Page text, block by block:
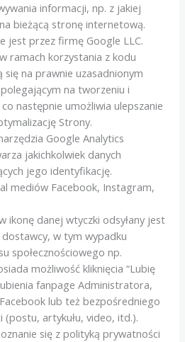
informacji, np. z jakiej
bieżącą stronę internetową.
jest przez firmę Google LLC.
ramach korzystania z kodu
na prawnie uzasadnionym
na tworzeniu i
następnie umożliwia ulepszanie
Strony.
Google Analytics
jakichkolwiek danych
jego identyfikację.
mediów Facebook, Instagram,
ikonę danej wtyczki odsyłany jest
w tym wypadku
społecznościowego np.
możliwość kliknięcia “Lubię
fanpage Administratora,
lub też bezpośredniego
artykułu, video, itd.).
się z polityką prywatności